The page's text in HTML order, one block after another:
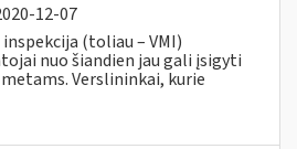
12-07
inspekcija (toliau – VMI)
nuo šiandien jau gali įsigyti
Verslininkai, kurie